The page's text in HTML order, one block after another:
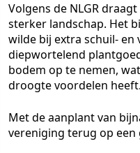
Volgens de NLGR
sterker landschap. Het
wilde bij extra schuil-
diepwortelend
bodem op te nemen,
droogte voordelen heeft.
Met de aanplant van
vereniging terug op